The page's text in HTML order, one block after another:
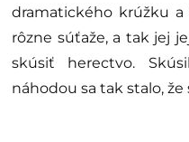
dramatického krúžku a
rôzne súťaže, a tak jej
skúsiť herectvo.
náhodou sa tak stalo, že